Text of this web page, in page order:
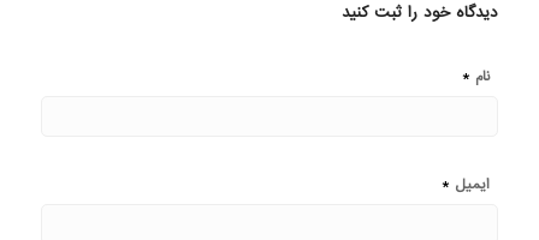
دیدگاه خود را ثبت کنید
نام *
ایمیل *